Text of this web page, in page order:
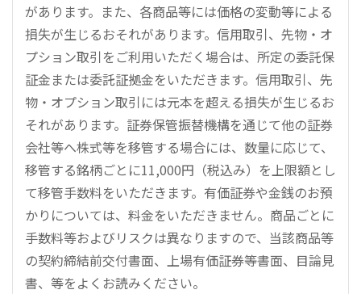
があります。また、各商品等には価格の変動等による
損失が生じるおそれがあります。信用取引、先物・オ
プション取引をご利用いただく場合は、所定の委託保
証金または委託証拠金をいただきます。信用取引、先
物・オプション取引には元本を超える損失が生じるお
それがあります。証券保管振替機構を通じて他の証券
会社等へ株式等を移管する場合には、数量に応じて、
移管する銘柄ごとに11,000円（税込み）を上限額とし
て移管手数料をいただきます。有価証券や金銭のお預
かりについては、料金をいただきません。商品ごとに
手数料等およびリスクは異なりますので、当該商品等
の契約締結前交付書面、上場有価証券等書面、目論見
書、等をよくお読みください。